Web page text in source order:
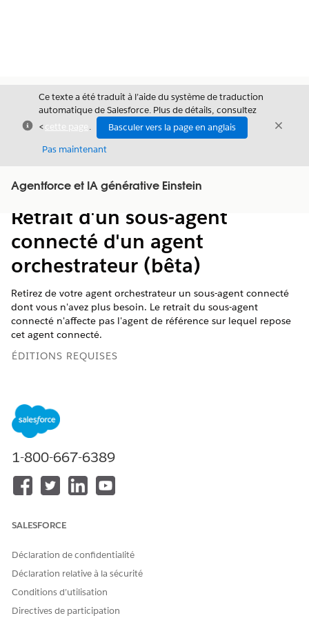
Fermer
Ce texte a été traduit à l’aide du système de traduction
automatique de Salesforce. Plus de détails, consultez
<cette page .
Basculer vers la page en anglais
Pas maintenant
Fermer
Agentforce et IA générative Einstein
Afficher la table des matières
Table des
Retrait d'un sous-agent
connecté d'un agent
orchestrateur (bêta)
Retirez de votre agent orchestrateur un sous-agent connecté
dont vous n'avez plus besoin. Le retrait du sous-agent
connecté n'affecte pas l'agent de référence sur lequel repose
cet agent connecté.
ÉDITIONS REQUISES
un service bêta soumis aux Conditions des services bêta
dansAccords - Salesforce.com
Unified Pilot Agreement si exécuté par le Client. L'utilisation
Disponible avec : Lightning Experience
Disponible avec : Enterprise
Unlimited
Edition et
complémentaires requises varient selon le type d'agent.
1-800-667-6389
SALESFORCE
Déclaration de confidentialité
Déclaration relative à la sécurité
Conditions d’utilisation
Directives de participation